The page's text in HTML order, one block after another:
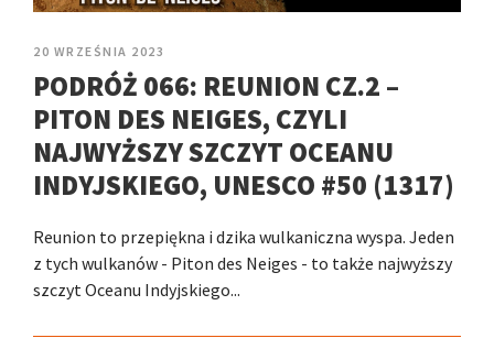
20 WRZEŚNIA 2023
PODRÓŻ 066: REUNION CZ.2 –
PITON DES NEIGES, CZYLI
NAJWYŻSZY SZCZYT OCEANU
INDYJSKIEGO, UNESCO #50 (1317)
Reunion to przepiękna i dzika wulkaniczna wyspa. Jeden
z tych wulkanów - Piton des Neiges - to także najwyższy
szczyt Oceanu Indyjskiego...